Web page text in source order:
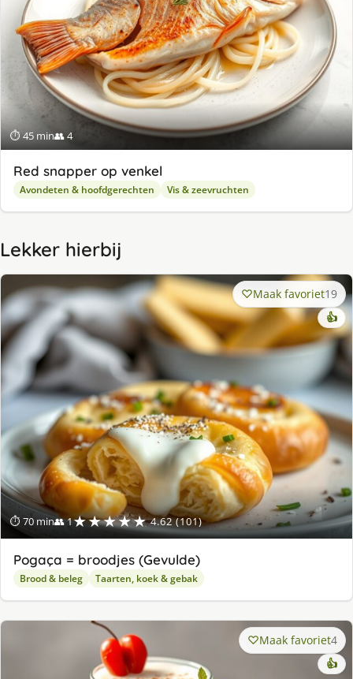
⏱ 45 min👥 4
Red snapper op venkel
Avondeten & hoofdgerechten Vis & zeevruchten
Lekker hierbij
⏱ 70 min👥 1★★★★★ 4.62 (101)
Maak favoriet19
👍
Pogaça = broodjes (Gevulde)
Brood & beleg Taarten, koek & gebak
Maak favoriet4
👍